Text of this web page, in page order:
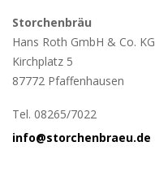
Storchenbräu
Hans Roth GmbH & Co. KG
Kirchplatz 5
87772 Pfaffenhausen
Tel. 08265/7022
info@storchenbraeu.de